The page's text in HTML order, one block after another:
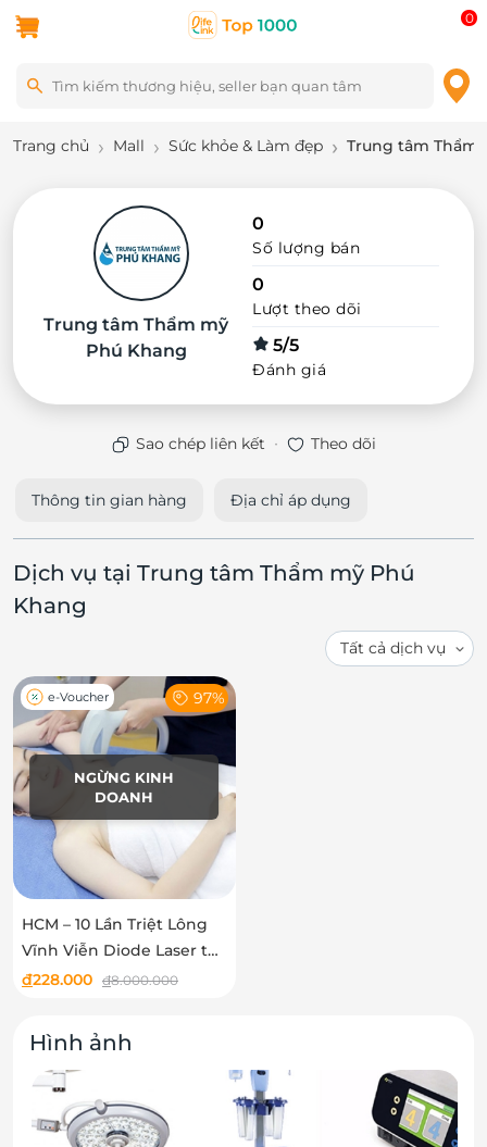
0
Trang chủ Mall Sức khỏe & Làm đẹp Trung tâm Thẩm
Trung tâm Thẩm mỹ
Phú Khang
0
Số lượng bán
0
Lượt theo dõi
5/5
Đánh giá
Sao chép liên kết · Theo dõi
Thông tin gian hàng Địa chỉ áp dụng
Dịch vụ tại Trung tâm Thẩm mỹ Phú
Khang
NGỪNG KINH
DOANH
e-Voucher 97%
HCM – 10 Lần Triệt Lông
Vĩnh Viễn Diode Laser tại
Trung Tâm Thẩm Mỹ Phú
đ228.000 đ8.000.000
Hình ảnh